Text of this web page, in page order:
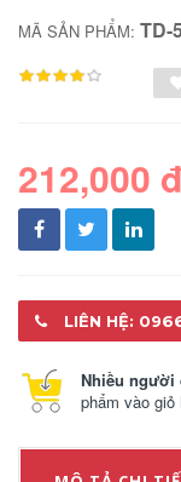
MÃ SẢN PHẨM: TD-
212,000 đ
LIÊN HỆ:
Nhiều người
phẩm vào giỏ